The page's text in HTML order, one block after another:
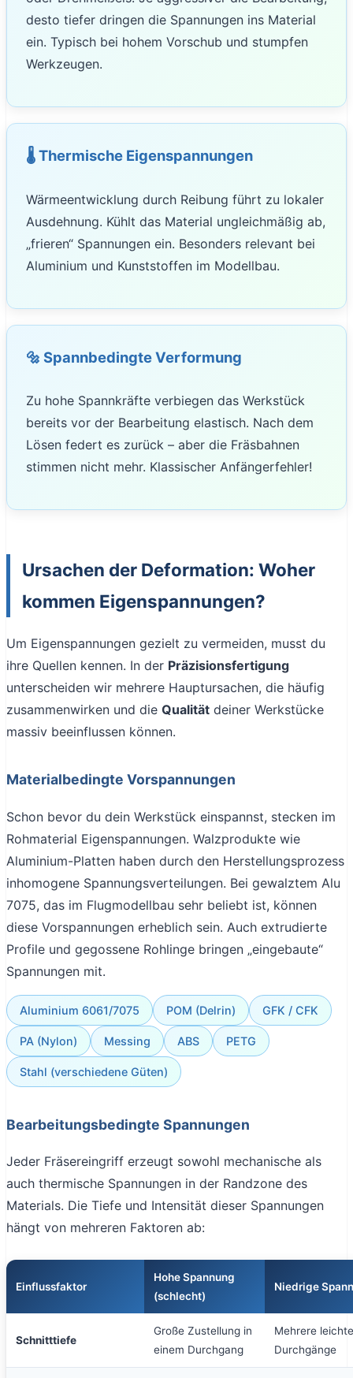
desto tiefer dringen die Spannungen ins Material
ein. Typisch bei hohem Vorschub und stumpfen
Werkzeugen.
🌡️ Thermische Eigenspannungen
Wärmeentwicklung durch Reibung führt zu lokaler
Ausdehnung. Kühlt das Material ungleichmäßig ab,
„frieren“ Spannungen ein. Besonders relevant bei
Aluminium und Kunststoffen im Modellbau.
🔩 Spannbedingte Verformung
Zu hohe Spannkräfte verbiegen das Werkstück
bereits vor der Bearbeitung elastisch. Nach dem
Lösen federt es zurück – aber die Fräsbahnen
stimmen nicht mehr. Klassischer Anfängerfehler!
Ursachen der Deformation: Woher
kommen Eigenspannungen?
Um Eigenspannungen gezielt zu vermeiden, musst du
ihre Quellen kennen. In der Präzisionsfertigung
unterscheiden wir mehrere Hauptursachen, die häufig
zusammenwirken und die Qualität deiner Werkstücke
massiv beeinflussen können.
Materialbedingte Vorspannungen
Schon bevor du dein Werkstück einspannst, stecken im
Rohmaterial Eigenspannungen. Walzprodukte wie
Aluminium-Platten haben durch den Herstellungsprozess
inhomogene Spannungsverteilungen. Bei gewalztem Alu
7075, das im Flugmodellbau sehr beliebt ist, können
diese Vorspannungen erheblich sein. Auch extrudierte
Profile und gegossene Rohlinge bringen „eingebaute“
Spannungen mit.
Aluminium 6061/7075 POM (Delrin) GFK / CFK
PA (Nylon) Messing ABS PETG
Stahl (verschiedene Güten)
Bearbeitungsbedingte Spannungen
Jeder Fräsereingriff erzeugt sowohl mechanische als
auch thermische Spannungen in der Randzone des
Materials. Die Tiefe und Intensität dieser Spannungen
hängt von mehreren Faktoren ab:
Einflussfaktor
Hohe Spannung
(schlecht)
Niedrige
Schnitttiefe
Große Zustellung in
einem Durchgang
Mehrere leichte
Durchgänge